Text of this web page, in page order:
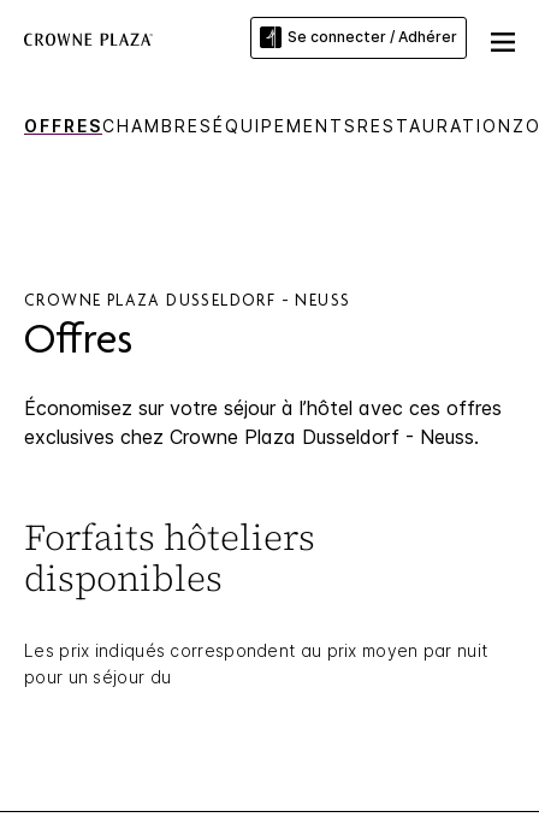
Se connecter / Adhérer
OFFRESCHAMBRESÉQUIPEMENTSRESTAURATION
CROWNE PLAZA DUSSELDORF - NEUSS
Offres
Économisez sur votre séjour à l’hôtel avec ces offres
exclusives chez Crowne Plaza Dusseldorf - Neuss.
Forfaits hôteliers
disponibles
Les prix indiqués correspondent au prix moyen par nuit
pour un séjour du